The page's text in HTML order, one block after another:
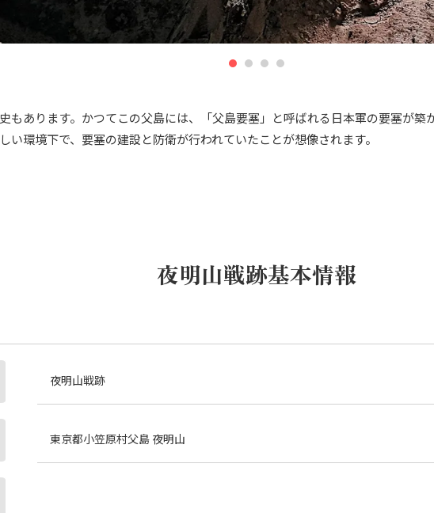
もあります。かつてこの父島には、「父島要塞」と呼ばれる日本軍の要塞が
い環境下で、要塞の建設と防衛が行われていたことが想像されます。
夜明山戦跡基本情報
夜明山戦跡
東京都小笠原村父島 夜明山